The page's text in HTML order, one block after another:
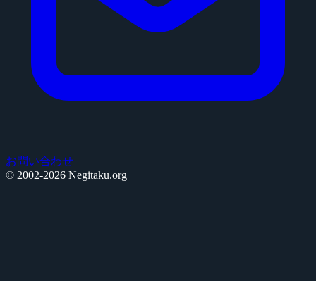
お問い合わせ
© 2002-2026 Negitaku.org